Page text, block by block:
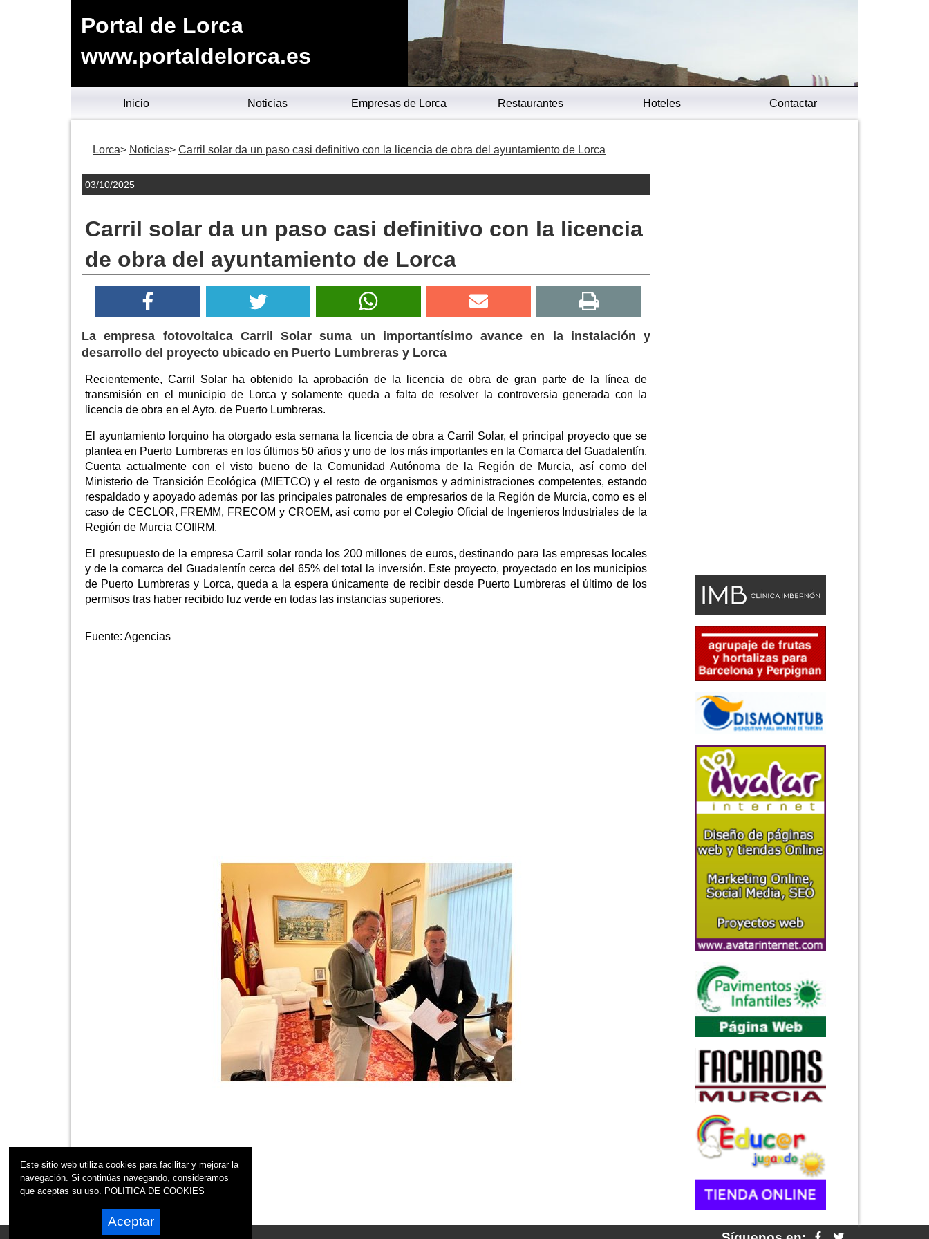
Portal de Lorca
www.portaldelorca.es
Inicio Noticias Empresas de Lorca Restaurantes Hoteles Contactar
Lorca Noticias Carril solar da un paso casi definitivo con la licencia de obra del ayuntamiento de Lorca
03/10/2025
Carril solar da un paso casi definitivo con la licencia
de obra del ayuntamiento de Lorca
La empresa fotovoltaica Carril Solar suma un importantísimo avance en la instalación y
desarrollo del proyecto ubicado en Puerto Lumbreras y Lorca
Recientemente, Carril Solar ha obtenido la aprobación de la licencia de obra de gran parte de la línea de
transmisión en el municipio de Lorca y solamente queda a falta de resolver la controversia generada con la
licencia de obra en el Ayto. de Puerto Lumbreras.
El ayuntamiento lorquino ha otorgado esta semana la licencia de obra a Carril Solar, el principal proyecto que se
plantea en Puerto Lumbreras en los últimos 50 años y uno de los más importantes en la Comarca del Guadalentín.
Cuenta actualmente con el visto bueno de la Comunidad Autónoma de la Región de Murcia, así como del
Ministerio de Transición Ecológica (MIETCO) y el resto de organismos y administraciones competentes, estando
respaldado y apoyado además por las principales patronales de empresarios de la Región de Murcia, como es el
caso de CECLOR, FREMM, FRECOM y CROEM, así como por el Colegio Oficial de Ingenieros Industriales de la
Región de Murcia COIIRM.
El presupuesto de la empresa Carril solar ronda los 200 millones de euros, destinando para las empresas locales
y de la comarca del Guadalentín cerca del 65% del total la inversión. Este proyecto, proyectado en los municipios
de Puerto Lumbreras y Lorca, queda a la espera únicamente de recibir desde Puerto Lumbreras el último de los
permisos tras haber recibido luz verde en todas las instancias superiores.
Fuente: Agencias
Este sitio web utiliza cookies para facilitar y mejorar la
navegación. Si continúas navegando, consideramos
que aceptas su uso. POLITICA DE COOKIES
Aceptar